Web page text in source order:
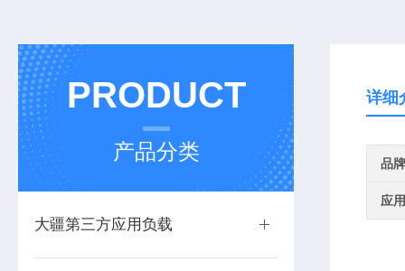
PRODUCT
产品分类
大疆第三方应用负载
详细
品牌
应